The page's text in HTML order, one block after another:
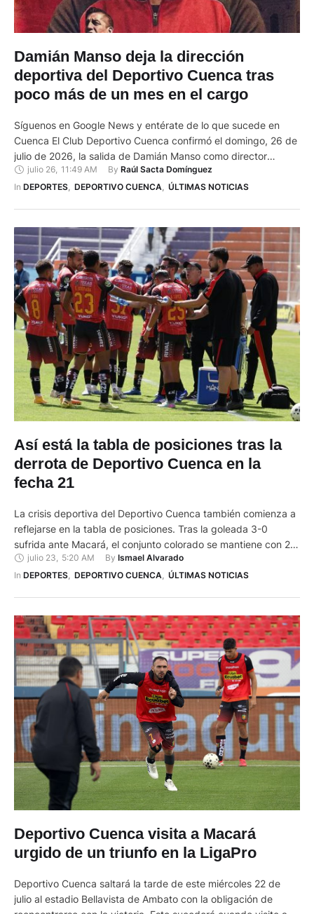
Damián Manso deja la dirección
deportiva del Deportivo Cuenca tras
poco más de un mes en el cargo
Síguenos en Google News y entérate de lo que sucede en
Cuenca El Club Deportivo Cuenca confirmó el domingo, 26 de
julio de 2026, la salida de Damián Manso como director
deportivo de la institución. El anuncio fue realizado durante
la rueda de prensa de presentación del nuevo director
julio 26 11:49 AM By Raúl Sacta Domínguez
In DEPORTES, DEPORTIVO CUENCA, ÚLTIMAS NOTICIAS
Así está la tabla de posiciones tras la
derrota de Deportivo Cuenca en la
fecha 21
La crisis deportiva del Deportivo Cuenca también comienza a
reflejarse en la tabla de posiciones. Tras la goleada 3-0
sufrida ante Macará, el conjunto colorado se mantiene con 28
puntos y cayó al séptimo lugar de la LigaPro. Además, las
cifras preocupan. En sus últimos cinco partidos, el cuadro
julio 23 5:20 AM By Ismael Alvarado
In DEPORTES, DEPORTIVO CUENCA, ÚLTIMAS NOTICIAS
Deportivo Cuenca visita a Macará
urgido de un triunfo en la LigaPro
Deportivo Cuenca saltará la tarde de este miércoles 22 de
julio al estadio Bellavista de Ambato con la obligación de